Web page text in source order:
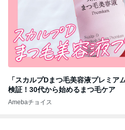
「スカルプDまつ毛美容液プレミア
検証！30代から始めるまつ毛ケア
Amebaチョイス